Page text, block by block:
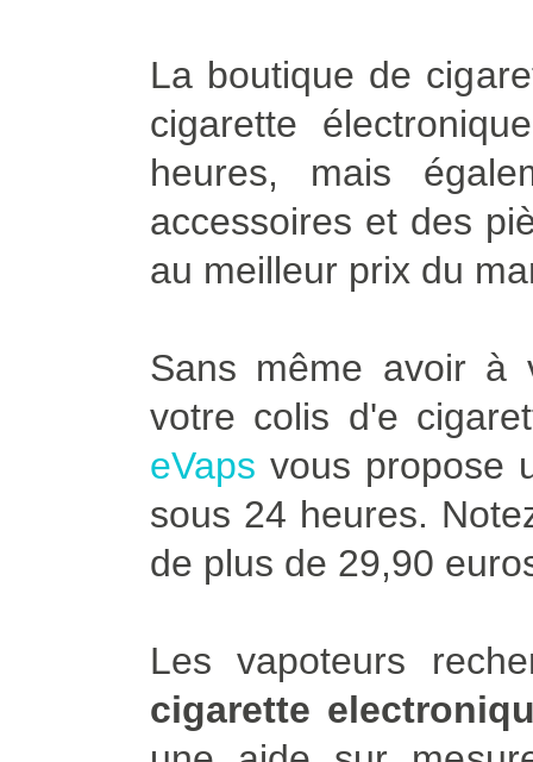
La boutique de
cigarette
heures, mais
accessoires et des
au meilleur prix du
Sans même avoir à
votre colis d'e
eVaps vous propose
sous 24 heures.
de plus de 29,90
Les vapoteurs
cigarette